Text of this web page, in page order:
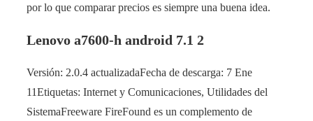
por lo que comparar precios es siempre una buena idea.
Lenovo a7600-h android 7.1 2
Versión: 2.0.4 actualizadaFecha de descarga: 7 Ene
11Etiquetas: Internet y Comunicaciones, Utilidades del
SistemaFreeware FireFound es un complemento de